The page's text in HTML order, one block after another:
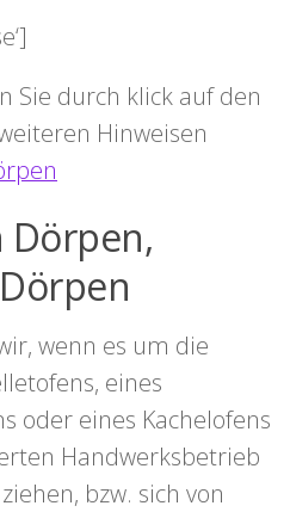
Sie durch klick auf den
Hinweisen
Dörpen,
wenn es um die
eines
oder eines Kachelofens
Handwerksbetrieb
bzw. sich von